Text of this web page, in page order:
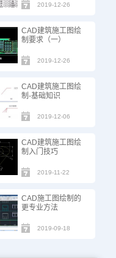
2019-12-26
CAD建筑施工图绘
制要求（一）
2019-12-26
CAD建筑施工图绘
制-基础知识
2019-12-06
CAD建筑施工图绘
制入门技巧
2019-11-22
CAD施工图绘制的
更专业方法
2019-09-18